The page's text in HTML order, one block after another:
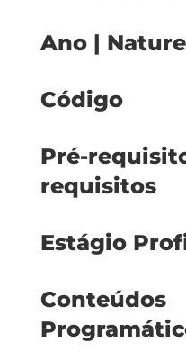
Ano |
Código
Pré-
requisitos
Estágio
Conteúdos